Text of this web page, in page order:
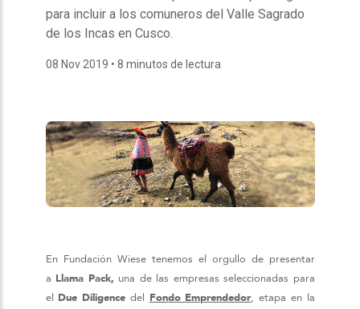
para incluir a los comuneros del Valle Sagrado
de los Incas en Cusco.
08 Nov 2019 • 8 minutos de lectura
En Fundación Wiese tenemos el orgullo de presentar
a Llama Pack, una de las empresas seleccionadas para
el Due Diligence del Fondo Emprendedor, etapa en la